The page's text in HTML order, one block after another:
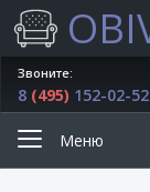
Звоните:
8 (495) 152-02-52
Меню